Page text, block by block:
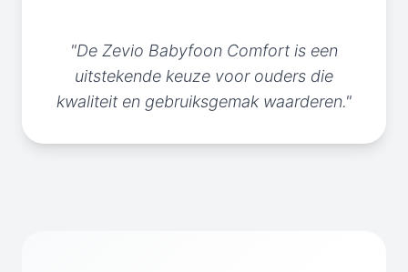
"De Zevio Babyfoon Comfort is een
uitstekende keuze voor ouders die
kwaliteit en gebruiksgemak waarderen."